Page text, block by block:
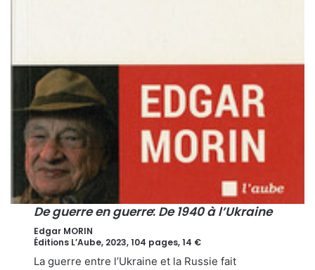
De guerre en guerre: De 1940 à l’Ukraine
Edgar MORIN
Éditions L’Aube, 2023, 104 pages, 14 €
La guerre entre l’Ukraine et la Russie fait